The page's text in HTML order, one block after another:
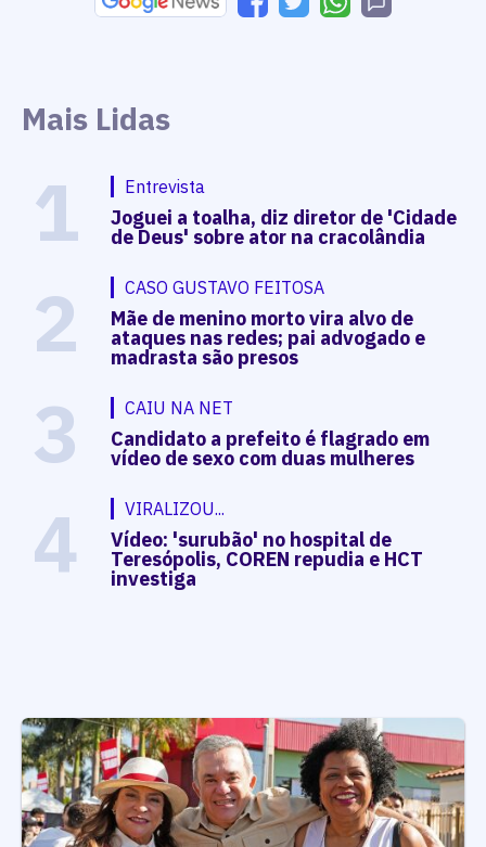
Mais Lidas
1 Entrevista
Joguei a toalha, diz diretor de 'Cidade
de Deus' sobre ator na cracolândia
2 CASO GUSTAVO FEITOSA
Mãe de menino morto vira alvo de
ataques nas redes; pai advogado e
madrasta são presos
3 CAIU NA NET
Candidato a prefeito é flagrado em
vídeo de sexo com duas mulheres
4 VIRALIZOU...
Vídeo: 'surubão' no hospital de
Teresópolis, COREN repudia e HCT
investiga